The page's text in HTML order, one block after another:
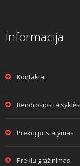
Informacija
Kontaktai
Bendrosios taisyklės
Prekių pristatymas
Prekių grąžinimas